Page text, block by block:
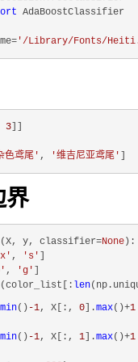
AdaBoostClassifier
'/Library/Fonts/
3
色鸢尾' , '维吉尼亚鸢尾'
界
(X, y, classifier=None ):
, 's'
, 'g'
len
min() -1, X[:, 0 ].max()+1
min() -1, X[:, 1 ].max()+1